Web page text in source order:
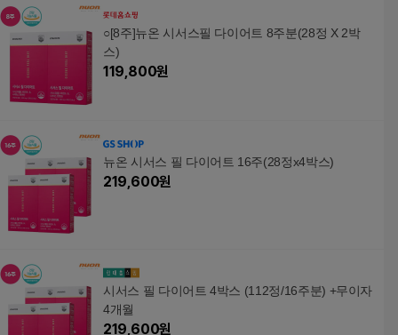
산제품, 1세트, 120정
○[8주]뉴온 시서스필 다이어트 8주분(28정 X 2박
스)
119,800원
뉴온 시서스 필 다이어트 16주(28정x4박스)
219,600원
시서스 필 다이어트 4박스 (112정/16주분) +무이자
4개월
219,600원